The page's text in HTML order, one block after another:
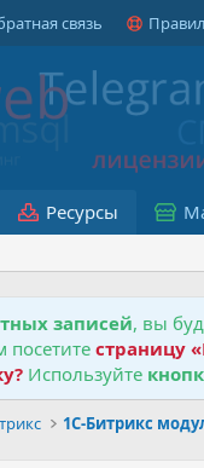
связь
Ресурсы
записей, вы
посетите страницу
Используйте
1С-Битрикс